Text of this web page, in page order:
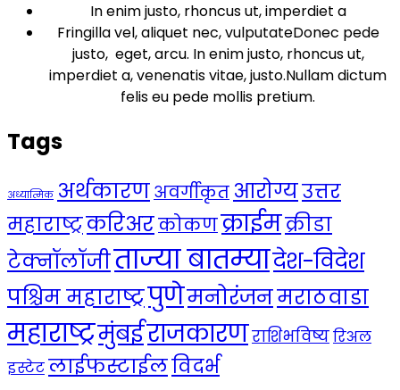
In enim justo, rhoncus ut, imperdiet a
Fringilla vel, aliquet nec, vulputateDonec pede
justo, eget, arcu. In enim justo, rhoncus ut,
imperdiet a, venenatis vitae, justo.Nullam dictum
felis eu pede mollis pretium.
Tags
अध्यात्मिक अर्थकारणअवर्गीकृत आरोग्यउत्तर
महाराष्ट्रकरिअरकोकणक्राईमक्रीडा
टेक्नॉलॉजीताज्या बातम्यादेश-विदेश
पश्चिम महाराष्ट्रपुणेमनोरंजनमराठवाडा
महाराष्ट्रमुंबईराजकारणराशिभविष्यरिअल
इस्टेटलाईफस्टाईलविदर्भ